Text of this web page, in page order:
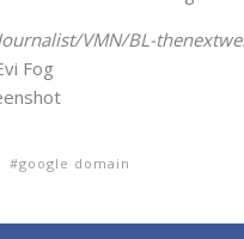
VMN/BL-
Fog
google domain